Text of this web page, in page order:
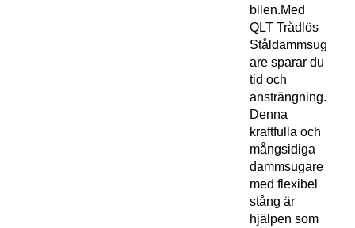
bilen.Med
QLT Trådlös
Ståldammsug
are sparar du
tid och
ansträngning.
Denna
kraftfulla och
mångsidiga
dammsugare
med flexibel
stång är
hjälpen som